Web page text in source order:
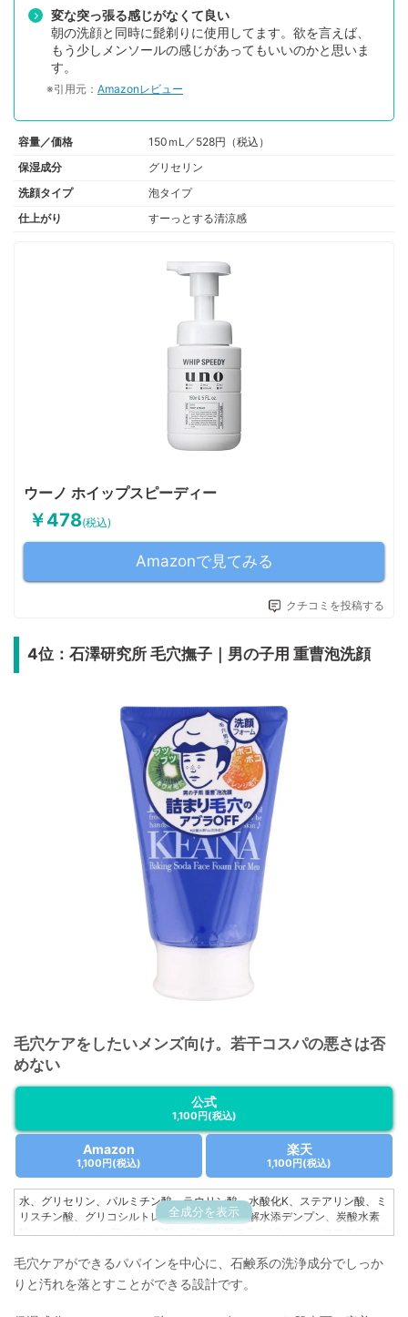
変な突っ張る感じがなくて良い
朝の洗顔と同時に髭剃りに使用してます。欲を言えば、
もう少しメンソールの感じがあってもいいのかと思いま
す。
※引用元： Amazonレビュー
容量／価格
150ｍL／528円（税込）
保湿成分
グリセリン
洗顔タイプ
泡タイプ
仕上がり
すーっとする清涼感
ウーノ ホイップスピーディー
￥478(税込)
Amazonで見てみる
クチコミを投稿する
4位：石澤研究所 毛穴撫子｜男の子用 重曹泡洗顔
毛穴ケアをしたいメンズ向け。若干コスパの悪さは否
めない
公式
1,100円(税込)
Amazon
1,100円(税込)
楽天
1,100円(税込)
全成分を表示
水、グリセリン、パルミチン酸、ラウリン酸、水酸化K、ステアリン酸、ミ
リスチン酸、グリコシルトレハロース、加水分解水添デンプン、炭酸水素
トール、カンフル、アルギン酸Na、ペンテト酸5Na、カルボマー、カプリ
リルグリコール、1,2-ヘキサンジオール、BG
毛穴ケアができるパパインを中心に、石鹸系の洗浄成分でしっか
りと汚れを落とすことができる設計です。